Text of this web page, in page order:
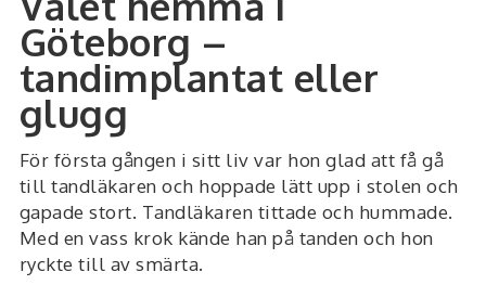
Göteborg –
tandimplantat eller
glugg
För första gången i sitt liv var hon glad att få gå
till tandläkaren och hoppade lätt upp i stolen och
gapade stort. Tandläkaren tittade och hummade.
Med en vass krok kände han på tanden och hon
ryckte till av smärta.